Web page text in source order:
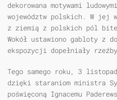
dekorowana motywami
województw polskich. W jej
z ziemią z polskich pól
Wokół ustawiono gabloty z
ekspozycji dopełniały
Tego samego roku, 3
dzięki staraniom ministra
poświęconą Ignacemu